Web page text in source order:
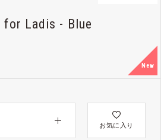
for Ladis - Blue
New
お気に入り